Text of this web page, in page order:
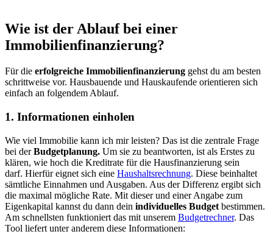
Wie ist der Ablauf bei einer
Immobilienfinanzierung?
Für die erfolgreiche Immobilienfinanzierung gehst du am besten
schrittweise vor. Hausbauende und Hauskaufende orientieren sich
einfach an folgendem Ablauf.
1. Informationen einholen
Wie viel Immobilie kann ich mir leisten? Das ist die zentrale Frage
bei derBudgetplanung. Um sie zu beantworten, ist als Erstes zu
klären, wie hoch die Kreditrate für die Hausfinanzierung sein
darf. Hierfür eignet sich eine Haushaltsrechnung. Diese beinhaltet
sämtliche Einnahmen und Ausgaben. Aus der Differenz ergibt sich
die maximal mögliche Rate. Mit dieser und einer Angabe zum
Eigenkapital kannst du dann dein individuelles Budget bestimmen.
Am schnellsten funktioniert das mit unserem Budgetrechner. Das
Tool liefert unter anderem diese Informationen: